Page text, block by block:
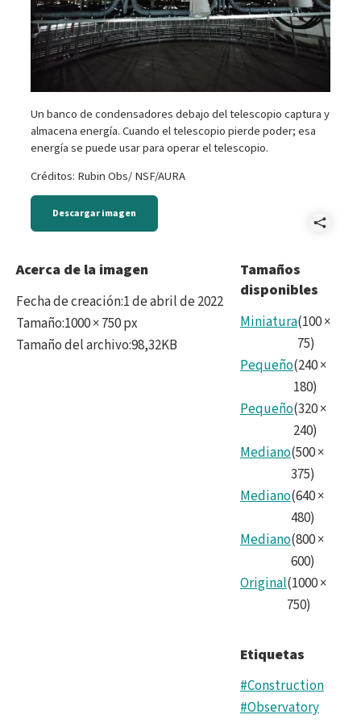
Un banco de condensadores debajo del telescopio captura y
almacena energía. Cuando el telescopio pierde poder; esa
energía se puede usar para operar el telescopio.
Créditos: Rubin Obs/ NSF/AURA
Descargar imagen
Acerca de la imagen
Fecha de creación:1 de abril de 2022
Tamaño:1000 × 750 px
Tamaño del archivo:98,32KB
Tamaños
disponibles
Miniatura(100×
75)
Pequeño(240×
180)
Pequeño(320×
240)
Mediano(500×
375)
Mediano(640×
480)
Mediano(800×
600)
Original(1000×
750)
Etiquetas
#Construction
#Observatory